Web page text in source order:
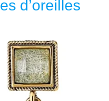
d’oreilles